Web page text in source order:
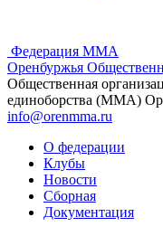
Федерация ММА
Оренбуржья
Общественная
единоборства (ММА)
info@orenmma.ru
О федерации
Клубы
Новости
Сборная
Документация